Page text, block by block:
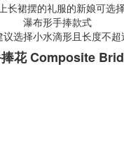
长裙摆的礼服的新娘可选
瀑布形手捧款式
选择小水滴形且长度不超
捧花 Composite